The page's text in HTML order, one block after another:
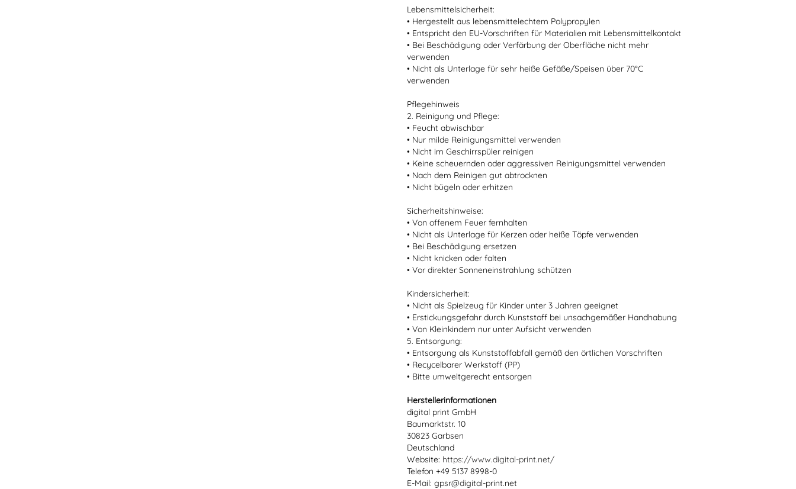
Lebensmittelsicherheit:
• Hergestellt aus lebensmittelechtem Polypropylen
• Entspricht den EU-Vorschriften für Materialien mit Lebensmittelkontakt
• Bei Beschädigung oder Verfärbung der Oberfläche nicht mehr
verwenden
• Nicht als Unterlage für sehr heiße Gefäße/Speisen über 70°C
verwenden
Pflegehinweis
2. Reinigung und Pflege:
• Feucht abwischbar
• Nur milde Reinigungsmittel verwenden
• Nicht im Geschirrspüler reinigen
• Keine scheuernden oder aggressiven Reinigungsmittel verwenden
• Nach dem Reinigen gut abtrocknen
• Nicht bügeln oder erhitzen
Sicherheitshinweise:
• Von offenem Feuer fernhalten
• Nicht als Unterlage für Kerzen oder heiße Töpfe verwenden
• Bei Beschädigung ersetzen
• Nicht knicken oder falten
• Vor direkter Sonneneinstrahlung schützen
Kindersicherheit:
• Nicht als Spielzeug für Kinder unter 3 Jahren geeignet
• Erstickungsgefahr durch Kunststoff bei unsachgemäßer Handhabung
• Von Kleinkindern nur unter Aufsicht verwenden
5. Entsorgung:
• Entsorgung als Kunststoffabfall gemäß den örtlichen Vorschriften
• Recycelbarer Werkstoff (PP)
• Bitte umweltgerecht entsorgen
Herstellerinformationen
digital print GmbH
Baumarktstr. 10
30823 Garbsen
Deutschland
Website: https://www.digital-print.net/
Telefon +49 5137 8998-0
E-Mail: gpsr@digital-print.net